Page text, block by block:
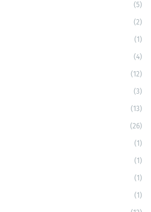
(5)
(2)
(1)
(4)
(12)
(3)
(13)
(26)
(1)
(1)
(1)
(1)